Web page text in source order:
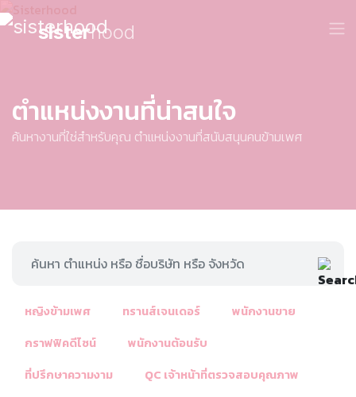
sisterhood
ตำแหน่งงานที่น่าสนใจ
ค้นหางานที่ใช่สำหรับคุณ ตำแหน่งงานที่สนับสนุนคนข้ามเพศ
หญิงข้ามเพศ ทรานส์เจนเดอร์
พนักงานขาย
กราฟฟิคดีไซน์
พนักงานต้อนรับ
ที่ปรึกษาความงาม
QC เจ้าหน้าที่ตรวจสอบคุณภาพ